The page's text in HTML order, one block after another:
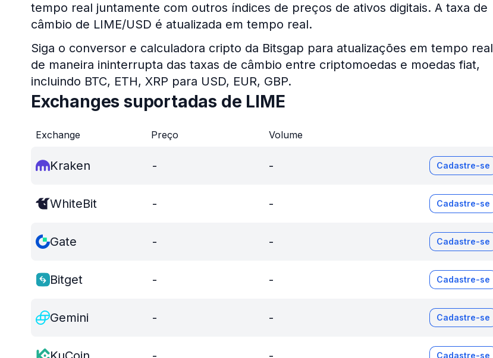
tempo real juntamente com outros índices de preços de ativos digitais. A taxa de
câmbio de LIME/USD é atualizada em tempo real.
Siga o conversor e calculadora cripto da Bitsgap para atualizações em tempo real
de maneira ininterrupta das taxas de câmbio entre criptomoedas e moedas fiat,
incluindo BTC, ETH, XRP para USD, EUR, GBP.
Exchanges suportadas de LIME
Exchange Preço Volume
Kraken - - Cadastre-se
WhiteBit - - Cadastre-se
Gate - - Cadastre-se
Bitget - - Cadastre-se
Gemini - - Cadastre-se
Cadastre-se